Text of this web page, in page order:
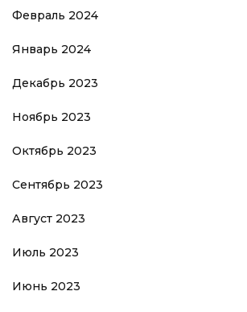
Февраль 2024
Январь 2024
Декабрь 2023
Ноябрь 2023
Октябрь 2023
Сентябрь 2023
Август 2023
Июль 2023
Июнь 2023